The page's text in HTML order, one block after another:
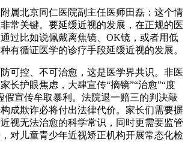
北京同仁医院副主任医师田磊：这个情
常关键。要延缓近视的发展，在正规的医
过比如说佩戴离焦镜、OK镜，或者用低
有循证医学的诊疗手段延缓近视的发展。
控、不可治愈，这是医学界共识。非医
长护眼焦虑，大肆宣传“摘镜”“治愈”“度
假宣传牟取暴利。法院退一赔三的判决敲
成欺诈必将付出法律代价。家长们需要摒
视无法治愈的科学常识，同时更需要监管
对儿童青少年近视矫正机构开展常态化检